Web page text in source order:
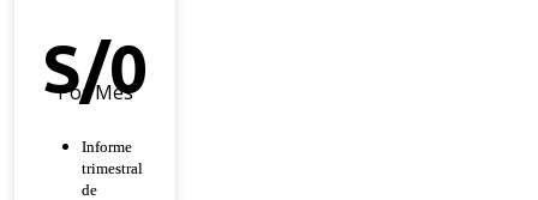
Esperanza
S/0
Por Mes
Informe
trimestral
de